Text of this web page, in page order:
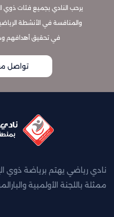
يرحب النادي بجميع فئات ذوي
والمنافسة في الأنشطة
في تحقيق أهدافهم
تواصل
نادي رياضي يهتم برياضة ذوي
ممثلة باللجنة الأولمبية